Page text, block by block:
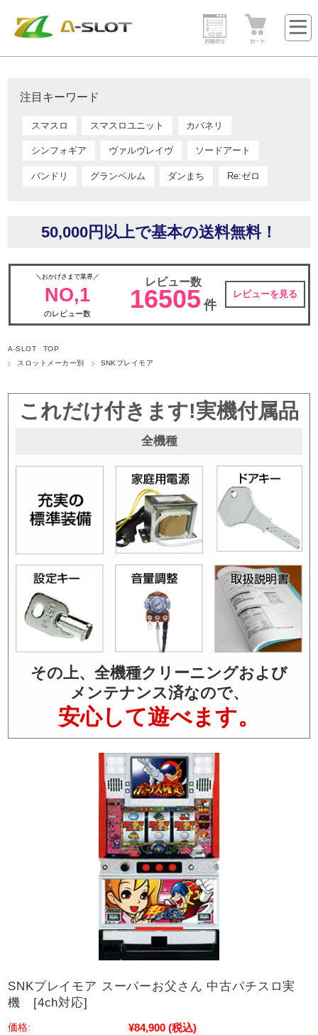
注目キーワード
スマスロ スマスロユニット カバネリ
シンフォギア ヴァルヴレイヴ ソードアート
バンドリ グランベルム ダンまち Re:ゼロ
50,000円以上で基本の送料無料！
＼おかげさまで業界／
NO,1
のレビュー数
レビュー数
16505 件
レビューを見る
A-SLOT TOP
スロットメーカー別
SNKプレイモア
これだけ付きます!実機付属品
全機種
その上、全機種クリーニングおよび
メンテナンス済なので、
安心して遊べます。
SNKプレイモア スーパーお父さん 中古パチスロ実
機 [4ch対応]
価格: ¥84,900 (税込)